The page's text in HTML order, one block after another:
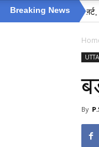
Breaking News
अलर्ट, सभी विभागों को
By